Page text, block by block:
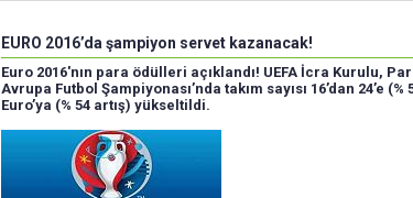
EURO 2016’da şampiyon servet kazanacak!
Euro 2016'nın para ödülleri açıklandı! UEFA İcra Kurulu,
Avrupa Futbol Şampiyonası’nda takım sayısı 16’dan 24’e
Euro’ya (% 54 artış) yükseltildi.